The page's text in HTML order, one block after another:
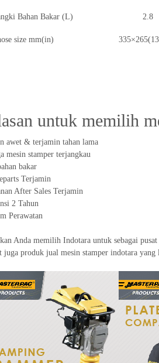
Bahan Bakar (L) 2.8
size mm(in)
untuk memilih
awet & terjamin tahan lama
mesin stamper terjangkau
bakar
Terjamin
After Sales Terjamin
2 Tahun
Perawatan
Anda memilih Indotara untuk sebagai
juga produk jual mesin stamper indotara yang